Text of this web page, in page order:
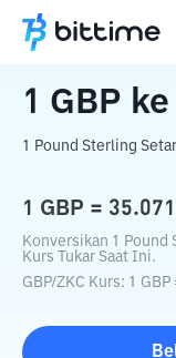
Beranda
1 GBP ke
1 Pound Sterling
1 GBP =
Konversikan 1 Pound
Kurs Tukar Saat Ini.
GBP/ZKC Kurs: 1 GBP